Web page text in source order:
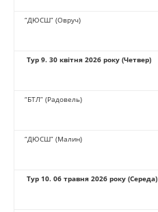
“ДЮСШ” (Овруч)
Тур 9. 30 квітня 2026 року (Четвер)
“БТЛ” (Радовель)
“ДЮСШ” (Малин)
Тур 10. 06 травня 2026 року (Середа)